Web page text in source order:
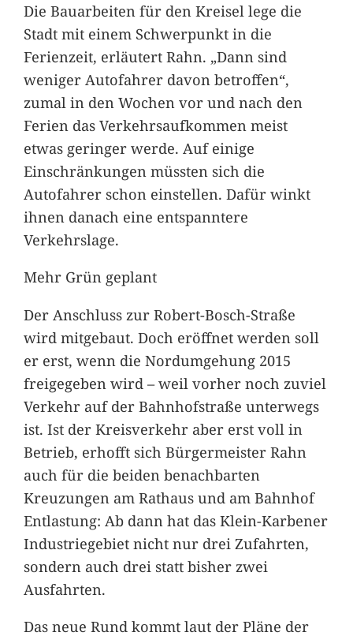
Die Bauarbeiten für den Kreisel lege die
Stadt mit einem Schwerpunkt in die
Ferienzeit, erläutert Rahn. „Dann sind
weniger Autofahrer davon betroffen“,
zumal in den Wochen vor und nach den
Ferien das Verkehrsaufkommen meist
etwas geringer werde. Auf einige
Einschränkungen müssten sich die
Autofahrer schon einstellen. Dafür winkt
ihnen danach eine entspanntere
Verkehrslage.
Mehr Grün geplant
Der Anschluss zur Robert-Bosch-Straße
wird mitgebaut. Doch eröffnet werden soll
er erst, wenn die Nordumgehung 2015
freigegeben wird – weil vorher noch zuviel
Verkehr auf der Bahnhofstraße unterwegs
ist. Ist der Kreisverkehr aber erst voll in
Betrieb, erhofft sich Bürgermeister Rahn
auch für die beiden benachbarten
Kreuzungen am Rathaus und am Bahnhof
Entlastung: Ab dann hat das Klein-Karbener
Industriegebiet nicht nur drei Zufahrten,
sondern auch drei statt bisher zwei
Ausfahrten.
Das neue Rund kommt laut der Pläne der